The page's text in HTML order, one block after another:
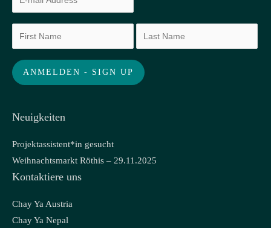
Neuigkeiten
Projektassistent*in gesucht
Weihnachtsmarkt Röthis – 29.11.2025
Kontaktiere uns
Chay Ya Austria
Chay Ya Nepal